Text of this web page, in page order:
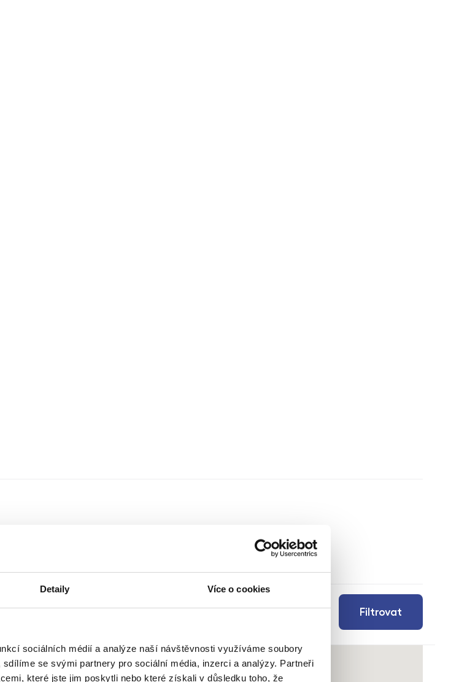
Detaily Více o cookies
sociálních médií a analýze naší návštěvnosti využíváme soubory
se svými partnery pro sociální média, inzerci a analýzy. Partneři
které jste jim poskytli nebo které získali v důsledku toho, že
Filtrovat
Řazení
Měna